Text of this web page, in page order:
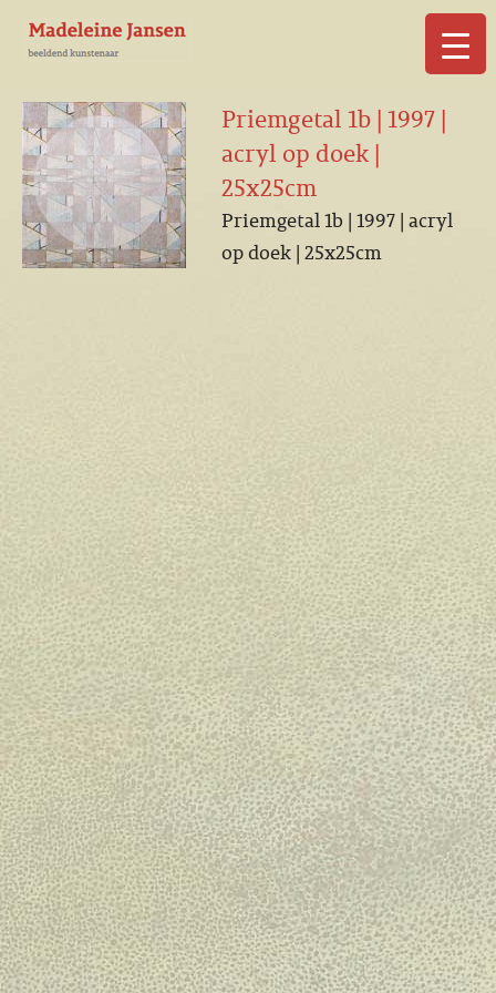
Priemgetal 1b | 1997 |
acryl op doek |
25x25cm
Priemgetal 1b | 1997 | acryl
op doek | 25x25cm
▼